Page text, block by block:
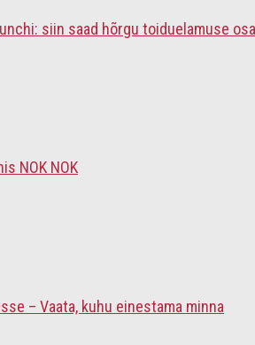
siin saad hõrgu toiduelamuse
NOK NOK
– Vaata, kuhu einestama minna